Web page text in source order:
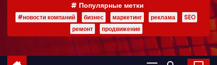
р
Популярные метки
#новости компаний бизнес маркетинг реклама
SEO
ремонт
продвижение